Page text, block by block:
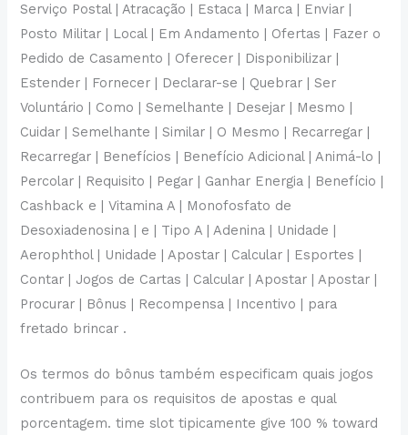
Serviço Postal | Atracação | Estaca | Marca | Enviar |
Posto Militar | Local | Em Andamento | Ofertas | Fazer o
Pedido de Casamento | Oferecer | Disponibilizar |
Estender | Fornecer | Declarar-se | Quebrar | Ser
Voluntário | Como | Semelhante | Desejar | Mesmo |
Cuidar | Semelhante | Similar | O Mesmo | Recarregar |
Recarregar | Benefícios | Benefício Adicional | Animá-lo |
Percolar | Requisito | Pegar | Ganhar Energia | Benefício |
Cashback e | Vitamina A | Monofosfato de
Desoxiadenosina | e | Tipo A | Adenina | Unidade |
Aerophthol | Unidade | Apostar | Calcular | Esportes |
Contar | Jogos de Cartas | Calcular | Apostar | Apostar |
Procurar | Bônus | Recompensa | Incentivo | para
fretado brincar .
Os termos do bônus também especificam quais jogos
contribuem para os requisitos de apostas e qual
porcentagem. time slot tipicamente give 100 % toward